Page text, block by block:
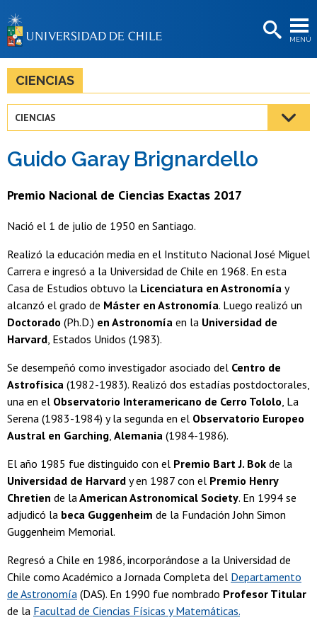
MENÚ
BIBLIOTECAS
Estudiantes
Académicas/os
Funcionarias/os
CIENCIAS
CIENCIAS
Guido Garay Brignardello
Premio Nacional de Ciencias Exactas 2017
Nació el 1 de julio de 1950 en Santiago.
Realizó la educación media en el Instituto Nacional José Miguel
Carrera e ingresó a la Universidad de Chile en 1968. En esta
Casa de Estudios obtuvo la Licenciatura en Astronomía y
alcanzó el grado de Máster en Astronomía. Luego realizó un
Doctorado (Ph.D.) en Astronomía en la Universidad de
Harvard, Estados Unidos (1983).
Se desempeñó como investigador asociado del Centro de
Astrofísica (1982-1983). Realizó dos estadías postdoctorales,
una en el Observatorio Interamericano de Cerro Tololo, La
Serena (1983-1984) y la segunda en el Observatorio Europeo
Austral en Garching, Alemania (1984-1986).
El año 1985 fue distinguido con el Premio Bart J. Bok de la
Universidad de Harvard y en 1987 con el Premio Henry
Chretien de laAmerican Astronomical Society. En 1994 se
adjudicó la beca Guggenheim de la Fundación John Simon
Guggenheim Memorial.
Regresó a Chile en 1986, incorporándose a la Universidad de
Chile como Académico a Jornada Completa del Departamento
de Astronomía (DAS). En 1990 fue nombrado Profesor Titular
de la Facultad de Ciencias Físicas y Matemáticas.